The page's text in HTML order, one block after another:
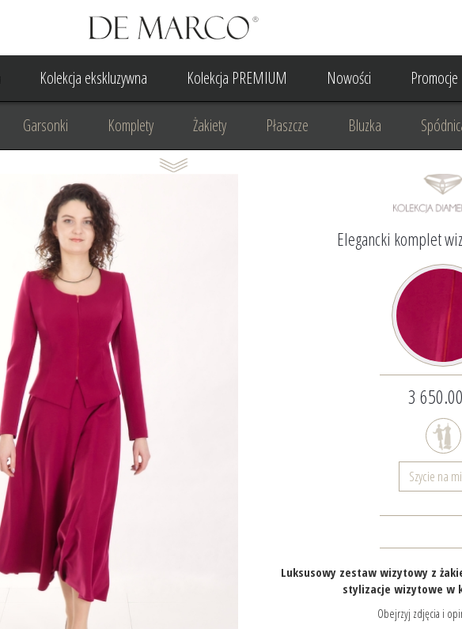
Kolekcja ekskluzywna Kolekcja PREMIUM Nowości Promocje
Garsonki Komplety Żakiety Płaszcze Bluzka
Suknia Ślubna Dla mamy
Odzież biznesowa
Elegancki komplet
3
Szycie na
Luksusowy zestaw wizytowy z
stylizacje wizytowe w
Obejrzyj zdjęcia i